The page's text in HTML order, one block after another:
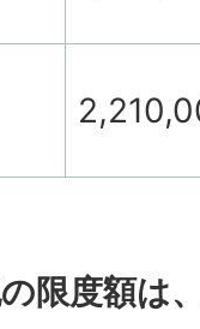
限度額は